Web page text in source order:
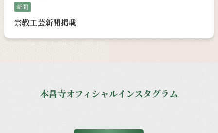
新聞
宗教工芸新聞掲載
本昌寺オフィシャルインスタグラム